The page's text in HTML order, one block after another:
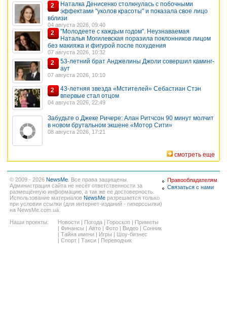
2
Наталка Денисенко столкнулась с побочными
эффектами "уколов красоты" и показала свое лицо
вблизи
04 августа 2026, 09:40
2
"Молодеете с каждым годом". Неузнаваемая
Наталья Могилевская поразила поклонников лицом
без макияжа и фигурой после похудения
07 августа 2026, 10:32
2
53-летний брат Анджелины Джоли совершил каминг-
аут
07 августа 2026, 10:10
2
43-летняя звезда «Мстителей» Себастиан Стэн
впервые стал отцом
04 августа 2026, 22:49
Забудьте о Джеке Ричере: Алан Ритчсон 90 минут молчит
в новом брутальном экшене «Мотор Сити»
08 августа 2026, 17:21
смотреть еще
© 2009 - 2026 NewsMe . Все права защищены.
Администрация сайта не несёт ответственности за
размещённую информацию, а так же ее достоверность.
Использование материалов NewsMe разрешается только
при условии ссылки (для интернет-изданий - гиперссылки)
на NewsMe.com.ua.
Наши проекты:
Новости Погода Гороскоп
Приметы
Финансы Авто Фото Видео
Сонник
Тайна имени Игры
Шоу-бизнес
Спорт Такси Переводчик
Правообладателям
Связаться с нами